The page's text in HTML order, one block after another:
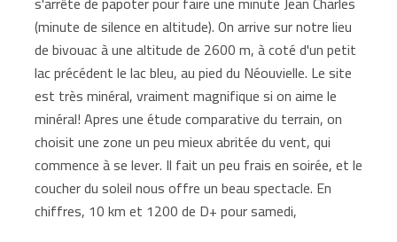
(minute de silence en altitude). On arrive sur notre lieu
de bivouac à une altitude de 2600 m, à coté d'un petit
lac précédent le lac bleu, au pied du Néouvielle. Le site
est très minéral, vraiment magnifique si on aime le
minéral! Apres une étude comparative du terrain, on
choisit une zone un peu mieux abritée du vent, qui
commence à se lever. Il fait un peu frais en soirée, et le
coucher du soleil nous offre un beau spectacle. En
chiffres, 10 km et 1200 de D+ pour samedi,